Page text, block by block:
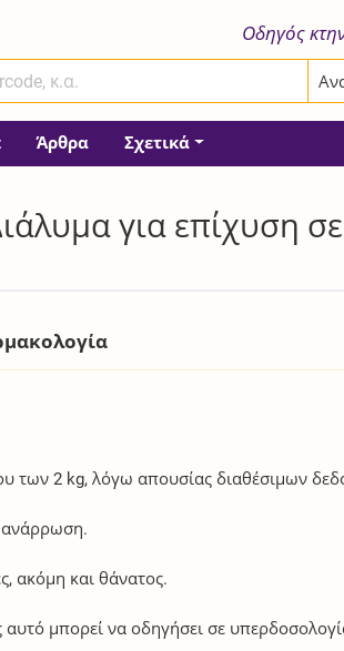
Οδηγός
Άρθρα Σχετικά
για επίχυση
των 2 kg, λόγω απουσίας διαθέσιμων
ανάρρωση.
ακόμη και θάνατος.
αυτό μπορεί να οδηγήσει σε